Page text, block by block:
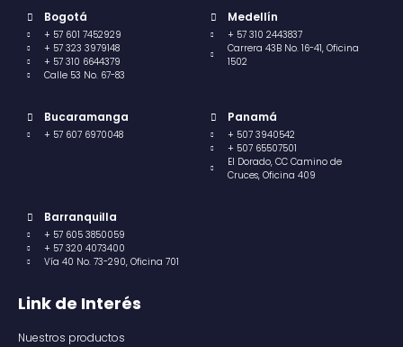
Bogotá
+ 57 601 7452929
+ 57 323 3979148
+ 57 310 6644379
Calle 53 No. 67-83
Medellín
+ 57 310 2443837
Carrera 43B No. 16-41, Oficina
1502
Bucaramanga
+ 57 607 6970048
Panamá
+ 507 3940542
+ 507 65507501
El Dorado, CC Camino de
Cruces, Oficina 409
Barranquilla
+ 57 605 3850059
+ 57 320 4073400
Vía 40 No. 73-290, Oficina 701
Link de Interés
Nuestros productos